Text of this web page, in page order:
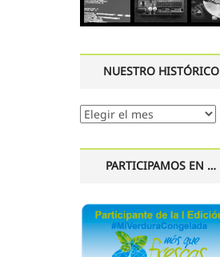
NUESTRO HISTÓRICO
Nuestro
PARTICIPAMOS EN …